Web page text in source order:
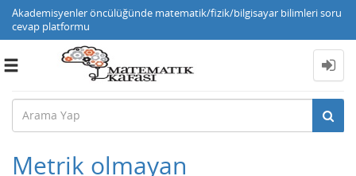
Akademisyenler öncülüğünde matematik/fizik/bilgisayar bilimleri soru
cevap platformu
Toggle
Metrik olmayan